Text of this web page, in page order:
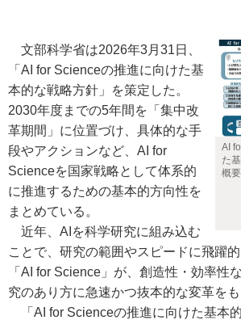
AI
た
概要
文部科学省は2026年3月31日、
「AI for Scienceの推進に向けた基
本的な戦略方針」を策定した。
2030年度までの5年間を「集中改
革期間」に位置づけ、具体的な手
段やアクションなど、AI for
Scienceを国家戦略として体系的
に推進するための基本的方向性を
まとめている。
近年、AIを科学研究に組み込む
ことで、研究の範囲やスピードに飛躍
「AI for Science」が、創造性・効率性
究のあり方に急速かつ抜本的な変革をも
「AI for Scienceの推進に向けた基本的